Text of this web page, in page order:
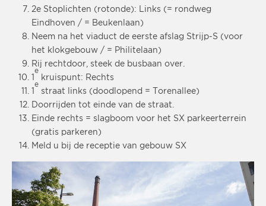
2e Stoplichten (rotonde): Links (= rondweg
Eindhoven / = Beukenlaan)
Neem na het viaduct de eerste afslag Strijp-S (voor
het klokgebouw / = Philitelaan)
Rij rechtdoor, steek de busbaan over.
e
kruispunt: Rechts
e
straat links (doodlopend = Torenallee)
Doorrijden tot einde van de straat.
Einde rechts = slagboom voor het SX parkeerterrein
(gratis parkeren)
Meld u bij de receptie van gebouw SX